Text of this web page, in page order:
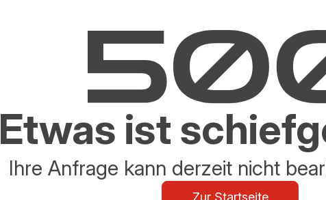
Etwas ist
Ihre Anfrage kann derzeit nicht
Zur Startseite